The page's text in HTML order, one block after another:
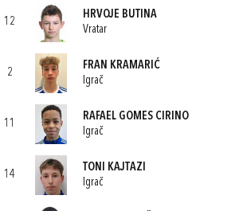
12
HRVOJE BUTINA
Vratar
2
FRAN KRAMARIĆ
Igrač
11
RAFAEL GOMES CIRINO
Igrač
14
TONI KAJTAZI
Igrač